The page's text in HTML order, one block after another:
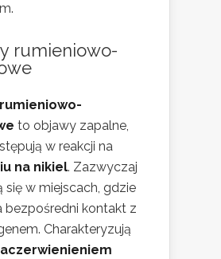
rumieniowo-
to objawy zapalne,
w reakcji na
na nikiel. Zazwyczaj
się w miejscach, gdzie
bezpośredni kontakt z
Charakteryzują